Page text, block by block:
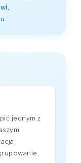
jednym z